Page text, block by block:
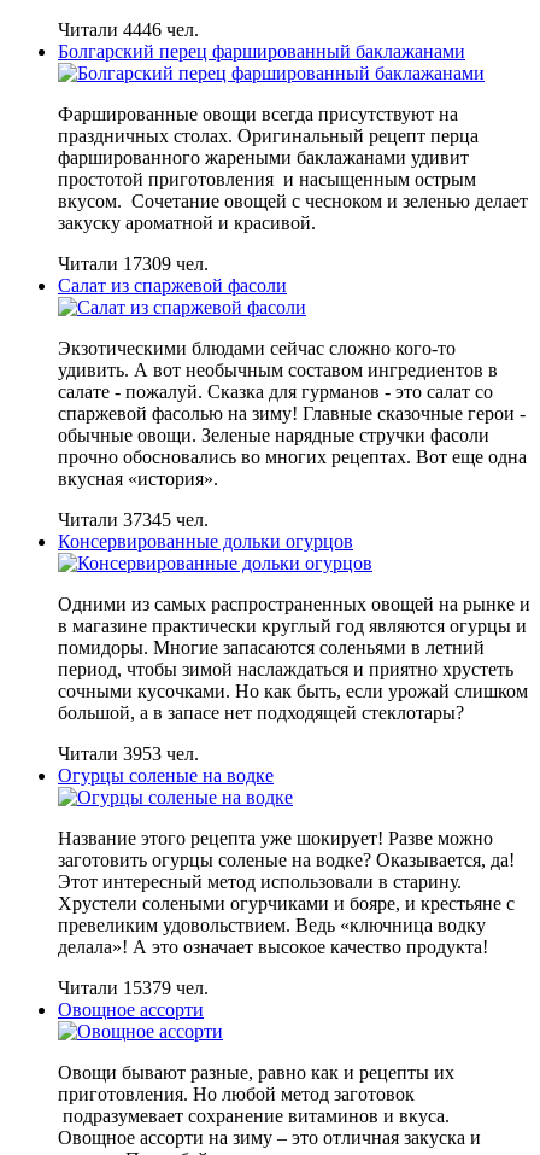
Читали 4446 чел.
Болгарский перец фаршированный баклажанами
Фаршированные овощи всегда присутствуют на
праздничных столах. Оригинальный рецепт перца
фаршированного жареными баклажанами удивит
простотой приготовления и насыщенным острым
вкусом. Сочетание овощей с чесноком и зеленью делает
закуску ароматной и красивой.
Читали 17309 чел.
Салат из спаржевой фасоли
Экзотическими блюдами сейчас сложно кого-то
удивить. А вот необычным составом ингредиентов в
салате - пожалуй. Сказка для гурманов - это салат со
спаржевой фасолью на зиму! Главные сказочные герои -
обычные овощи. Зеленые нарядные стручки фасоли
прочно обосновались во многих рецептах. Вот еще одна
вкусная «история».
Читали 37345 чел.
Консервированные дольки огурцов
Одними из самых распространенных овощей на рынке и
в магазине практически круглый год являются огурцы и
помидоры. Многие запасаются соленьями в летний
период, чтобы зимой наслаждаться и приятно хрустеть
сочными кусочками. Но как быть, если урожай слишком
большой, а в запасе нет подходящей стеклотары?
Читали 3953 чел.
Огурцы соленые на водке
Название этого рецепта уже шокирует! Разве можно
заготовить огурцы соленые на водке? Оказывается, да!
Этот интересный метод использовали в старину.
Хрустели солеными огурчиками и бояре, и крестьяне с
превеликим удовольствием. Ведь «ключница водку
делала»! А это означает высокое качество продукта!
Читали 15379 чел.
Овощное ассорти
Овощи бывают разные, равно как и рецепты их
приготовления. Но любой метод заготовок
подразумевает сохранение витаминов и вкуса.
Овощное ассорти на зиму – это отличная закуска и